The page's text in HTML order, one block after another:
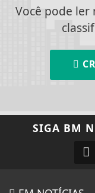
Você pode ler
SIGA BM